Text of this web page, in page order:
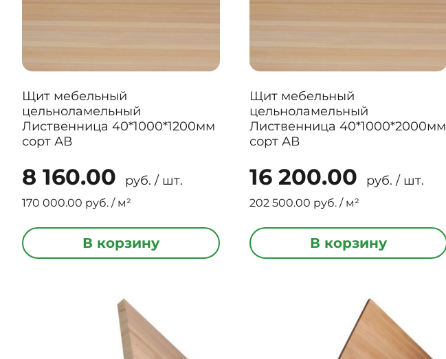
Щит мебельный
цельноламельный
Лиственница 40*1000*1200мм
сорт АВ
8 160.00 руб. / шт.
170 000.00 руб. / м²
В корзину
Щит мебельный
цельноламельный
Лиственница 40*1000*2000мм
сорт АВ
16 200.00 руб. / шт.
202 500.00 руб. / м²
В корзину